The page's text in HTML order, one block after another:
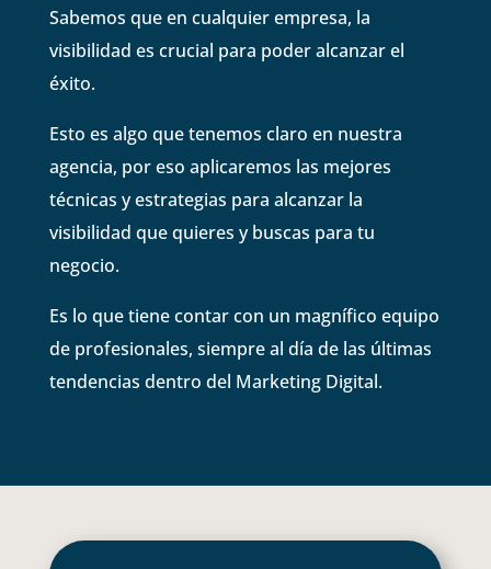
Sabemos que en cualquier empresa, la
visibilidad es crucial para poder alcanzar el
éxito.
Esto es algo que tenemos claro en nuestra
agencia, por eso aplicaremos las mejores
técnicas y estrategias para alcanzar la
visibilidad que quieres y buscas para tu
negocio.
Es lo que tiene contar con un magnífico equipo
de profesionales, siempre al día de las últimas
tendencias dentro del Marketing Digital.